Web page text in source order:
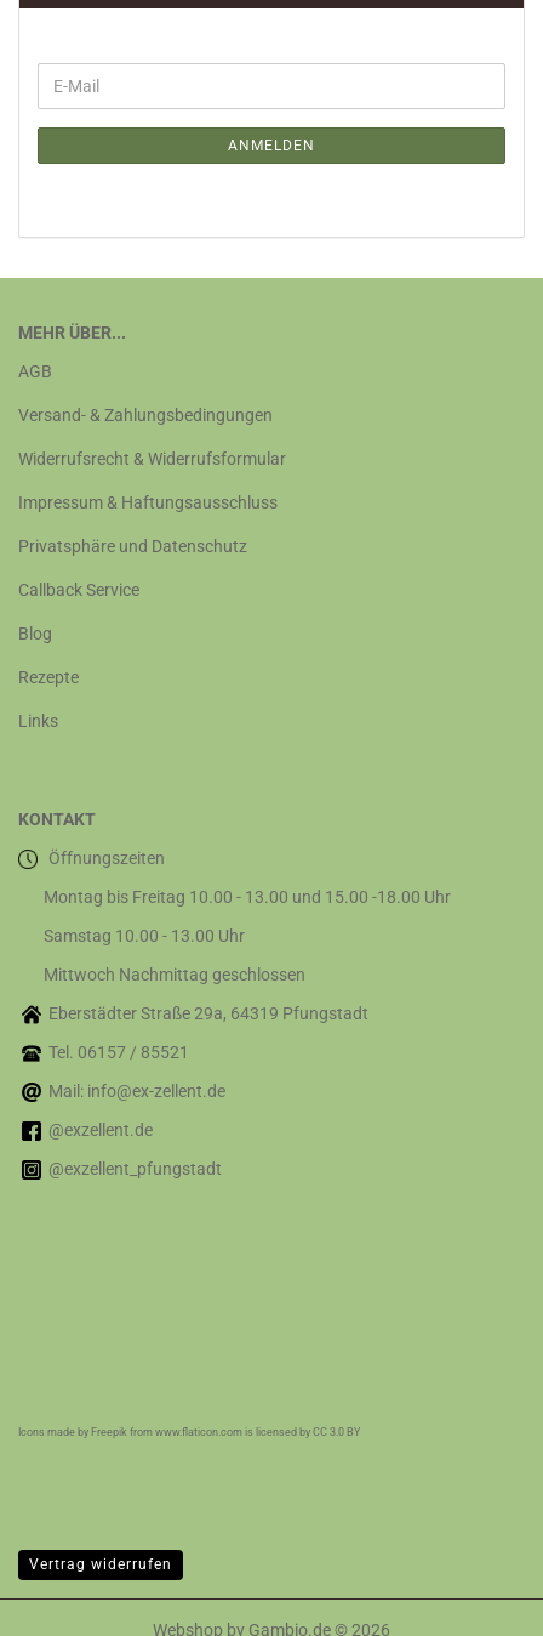
ZUR
E-
Mail
ANMELDEN
MEHR ÜBER...
AGB
Versand- & Zahlungsbedingungen
Widerrufsrecht & Widerrufsformular
Impressum & Haftungsausschluss
Privatsphäre und Datenschutz
Callback Service
Blog
Rezepte
Links
KONTAKT
Öffnungszeiten
Montag bis Freitag 10.00 - 13.00 und 15.00 -18.00 Uhr
Samstag 10.00 - 13.00 Uhr
Mittwoch Nachmittag geschlossen
Eberstädter Straße 29a, 64319 Pfungstadt
Tel. 06157 / 85521
Mail: info@ex-zellent.de
@exzellent.de
@exzellent_pfungstadt
Icons made by Freepik from www.flaticon.com is licensed by CC 3.0 BY
Vertrag widerrufen
Webshop by Gambio.de © 2026